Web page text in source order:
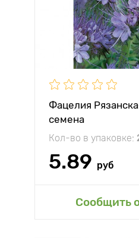
Фацелия
семена
Кол-во в упаковке:
5.89 руб
Сообщить